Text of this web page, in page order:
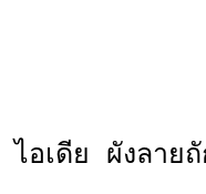
ไอเดีย ผังลาย